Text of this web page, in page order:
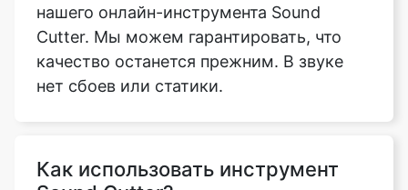
нет сбоев или статики.
Как использовать инструмент
Sound Cutter само по себе довольно